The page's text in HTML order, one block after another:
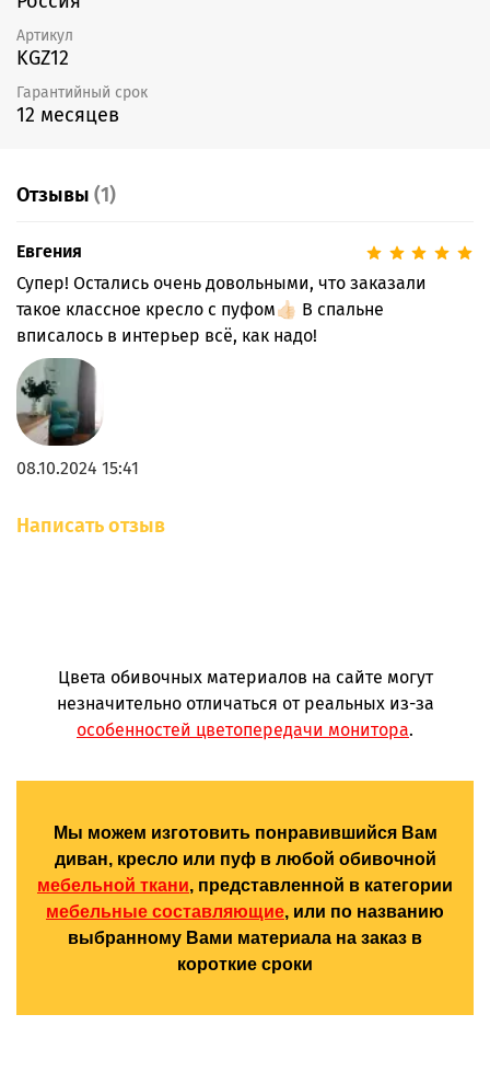
Артикул
KGZ12
Гарантийный срок
12 месяцев
Отзывы (1)
Евгения
Супер! Остались очень довольными, что заказали
такое классное кресло с пуфом👍🏻 В спальне
вписалось в интерьер всё, как надо!
08.10.2024 15:41
Написать отзыв
Цвета обивочных материалов на сайте могут
незначительно отличаться от реальных из-за
особенностей цветопередачи монитора.
Мы можем изготовить понравившийся Вам
диван, кресло или пуф в любой обивочной
мебельной ткани, представленной в категории
мебельные составляющие, или по названию
выбранному Вами материала на заказ в
короткие сроки